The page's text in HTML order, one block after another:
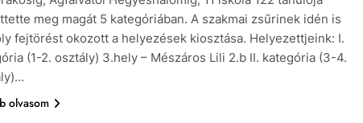
meg magát 5 kategóriában. A szakmai zsűrinek idén is
fejtörést okozott a helyezések kiosztása. Helyezettjeink: I.
(1-2. osztály) 3.hely – Mészáros Lili 2.b II. kategória (3-4.
olvasom